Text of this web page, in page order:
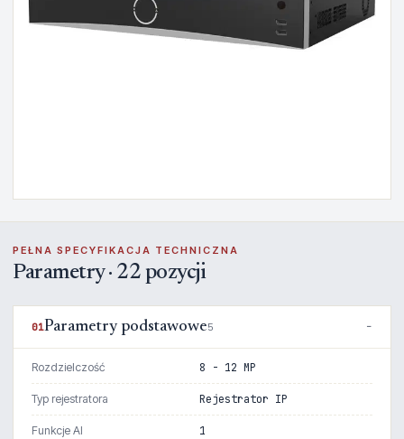
PEŁNA SPECYFIKACJA TECHNICZNA
Parametry · 22 pozycji
01Parametry podstawowe5
Rozdzielczość 8 - 12 MP
Typ rejestratora Rejestrator IP
Funkcje AI 1